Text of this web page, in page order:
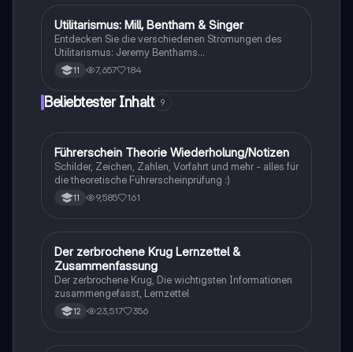
Herausforderungen der künstlichen Befruchtung und
Designer-Babys. Ideal für Studierende der Bioethik
und Medizinethik.
Philosophie
Utilitarismus: Mill, Bentham & Singer
Entdecken Sie die verschiedenen Strömungen des
Utilitarismus: Jeremy Benthams
Handlungsutilitarismus, John Stuart Mills qualitative
Ansätze und Peter Singers Präferenzutilitarismus.
Diese Zusammenfassung behandelt zentrale
Konzepte, Unterschiede und Kritikpunkte, um ein
11 7,657 184
Beliebtester Inhalt 9
Lerntipps
Führerschein Theorie Wiederholung/Notizen
Schilder, Zeichen, Zahlen, Vorfahrt und mehr - alles für
die theoretische Führerscheinprüfung :)
11 9,585 161
Deutsch
Der zerbrochene Krug Lernzettel &
Zusammenfassung
Der zerbrochene Krug, Die wichtigsten Informationen
zusammengefasst, Lernzettel
12 23,517 356